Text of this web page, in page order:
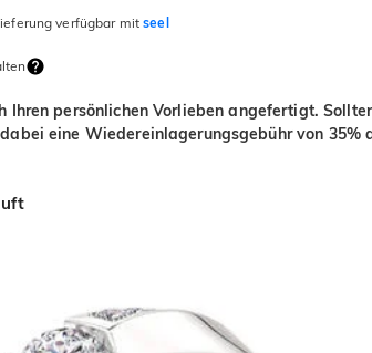
verfügbar mitseel
persönlichen Vorlieben angefertigt.
eine Wiedereinlagerungsgebühr von 35%